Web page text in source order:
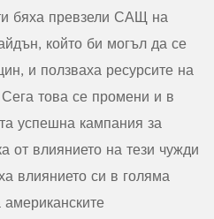
бяха превзели САЩ на
който би могъл да се
и ползваха ресурсите на
това се промени и в
успешна кампания за
от влиянието на тези чужди
влиянието си в голяма
американските